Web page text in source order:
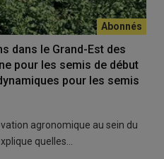
dans le Grand-Est des
pour les semis de début
pour les semis
agronomique au sein du
quelles…